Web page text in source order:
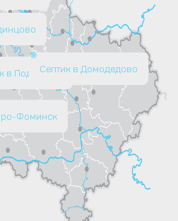
в Подольске
Фоминск
Септик в Домодедово